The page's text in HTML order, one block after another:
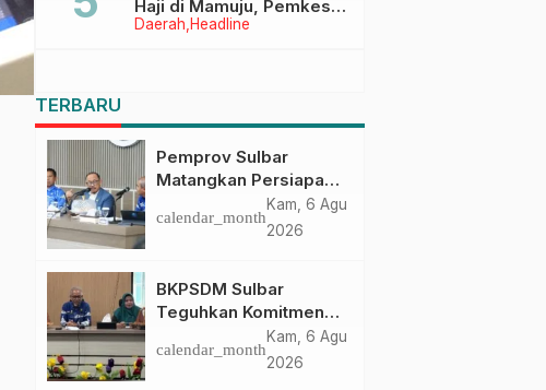
Daerah Headline
Haji di Mamuju, Pemkesra
dan Kementerian Haji
TERBARU
Pemprov Sulbar
Matangkan Persiapan
HUT Ke-81 RI, Puncak
Upacara di Lapangan
calendar_month
Kam, 6 Agu
2026
BKPSDM Sulbar
Teguhkan Komitmen
Pengembangan
Kompetensi ASN
calendar_month
Kam, 6 Agu
2026